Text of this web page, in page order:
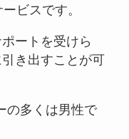
ビスです。
ートを受けら
き出すことが可
の多くは男性で